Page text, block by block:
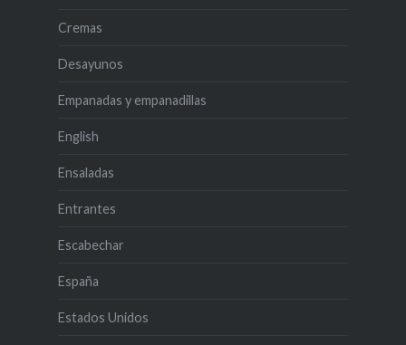
Cremas
Desayunos
Empanadas y empanadillas
English
Ensaladas
Entrantes
Escabechar
España
Estados Unidos